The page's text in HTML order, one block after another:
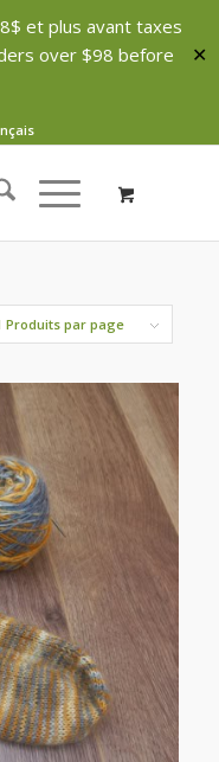
et plus avant taxes
over $98 before
✕
Produits par page